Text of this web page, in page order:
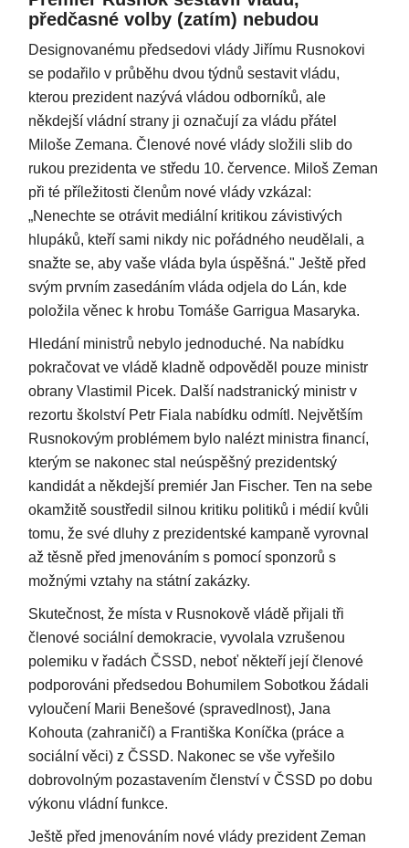
předčasné volby (zatím) nebudou
Designovanému předsedovi vlády Jiřímu Rusnokovi
se podařilo v průběhu dvou týdnů sestavit vládu,
kterou prezident nazývá vládou odborníků, ale
někdejší vládní strany ji označují za vládu přátel
Miloše Zemana. Členové nové vlády složili slib do
rukou prezidenta ve středu 10. července. Miloš Zeman
při té příležitosti členům nové vlády vzkázal:
„Nenechte se otrávit mediální kritikou závistivých
hlupáků, kteří sami nikdy nic pořádného neudělali, a
snažte se, aby vaše vláda byla úspěšná." Ještě před
svým prvním zasedáním vláda odjela do Lán, kde
položila věnec k hrobu Tomáše Garrigua Masaryka.
Hledání ministrů nebylo jednoduché. Na nabídku
pokračovat ve vládě kladně odpověděl pouze ministr
obrany Vlastimil Picek. Další nadstranický ministr v
rezortu školství Petr Fiala nabídku odmítl. Největším
Rusnokovým problémem bylo nalézt ministra financí,
kterým se nakonec stal neúspěšný prezidentský
kandidát a někdejší premiér Jan Fischer. Ten na sebe
okamžitě soustředil silnou kritiku politiků i médií kvůli
tomu, že své dluhy z prezidentské kampaně vyrovnal
až těsně před jmenováním s pomocí sponzorů s
možnými vztahy na státní zakázky.
Skutečnost, že místa v Rusnokově vládě přijali tři
členové sociální demokracie, vyvolala vzrušenou
polemiku v řadách ČSSD, neboť někteří její členové
podporováni předsedou Bohumilem Sobotkou žádali
vyloučení Marii Benešové (spravedlnost), Jana
Kohouta (zahraničí) a Františka Koníčka (práce a
sociální věci) z ČSSD. Nakonec se vše vyřešilo
dobrovolným pozastavením členství v ČSSD po dobu
výkonu vládní funkce.
Ještě před jmenováním nové vlády prezident Zeman